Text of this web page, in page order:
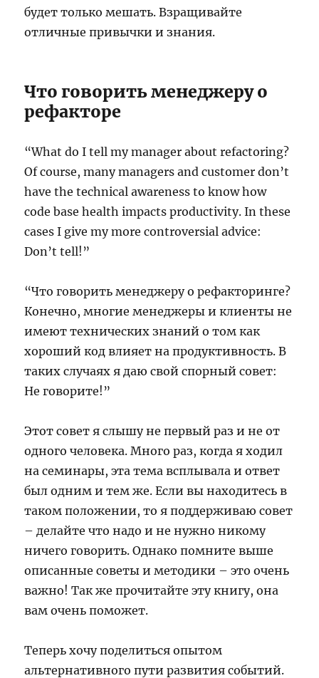
будет только мешать. Взращивайте
отличные привычки и знания.
Что говорить менеджеру о
рефакторе
“What do I tell my manager about refactoring?
Of course, many managers and customer don’t
have the technical awareness to know how
code base health impacts productivity. In these
cases I give my more controversial advice:
Don’t tell!”
“Что говорить менеджеру о рефакторинге?
Конечно, многие менеджеры и клиенты не
имеют технических знаний о том как
хороший код влияет на продуктивность. В
таких случаях я даю свой спорный совет:
Не говорите!”
Этот совет я слышу не первый раз и не от
одного человека. Много раз, когда я ходил
на семинары, эта тема всплывала и ответ
был одним и тем же. Если вы находитесь в
таком положении, то я поддерживаю совет
– делайте что надо и не нужно никому
ничего говорить. Однако помните выше
описанные советы и методики – это очень
важно! Так же прочитайте эту книгу, она
вам очень поможет.
Теперь хочу поделиться опытом
альтернативного пути развития событий.